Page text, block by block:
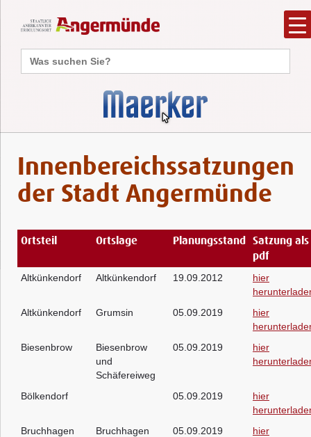
Search
Innenbereichssatzungen
der Stadt Angermünde
Ortsteil Ortslage Planungsstand
Satzung als
pdf
Altkünkendorf
Altkünkendorf 19.09.2012
hier
Altkünkendorf
Grumsin 05.09.2019
hier
Biesenbrow
Biesenbrow
und
Schäfereiweg
05.09.2019
hier
Bölkendorf 05.09.2019
hier
Bruchhagen
Bruchhagen
05.09.2019
hier